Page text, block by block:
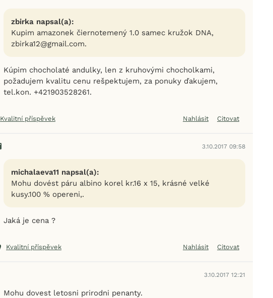
zbirka napsal(a):
Kupim amazonek čiernotemený 1.0 samec kružok DNA,
zbirka12@gmail.com.
Kúpim chocholaté andulky, len z kruhovými chocholkami,
požadujem kvalitu cenu rešpektujem, za ponuky ďakujem,
tel.kon. +421903528261.
Kvalitní příspěvek Nahlásit Citovat
3.10.2017 09:58
michalaeva11 napsal(a):
Mohu dovést páru albino korel kr.16 x 15, krásné velké
kusy.100 % opereni,.
Jaká je cena ?
Kvalitní příspěvek Nahlásit Citovat
3.10.2017 12:21
Mohu dovest letosni prirodni penanty.